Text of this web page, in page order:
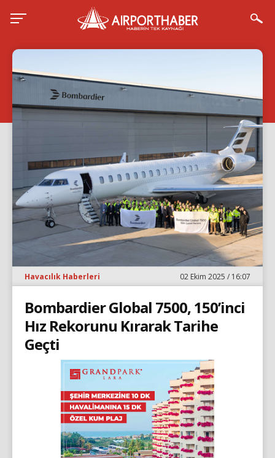
Havacılık Haberleri 02 Ekim 2025 / 16:07
Bombardier Global 7500, 150’inci
Hız Rekorunu Kırarak Tarihe
Geçti